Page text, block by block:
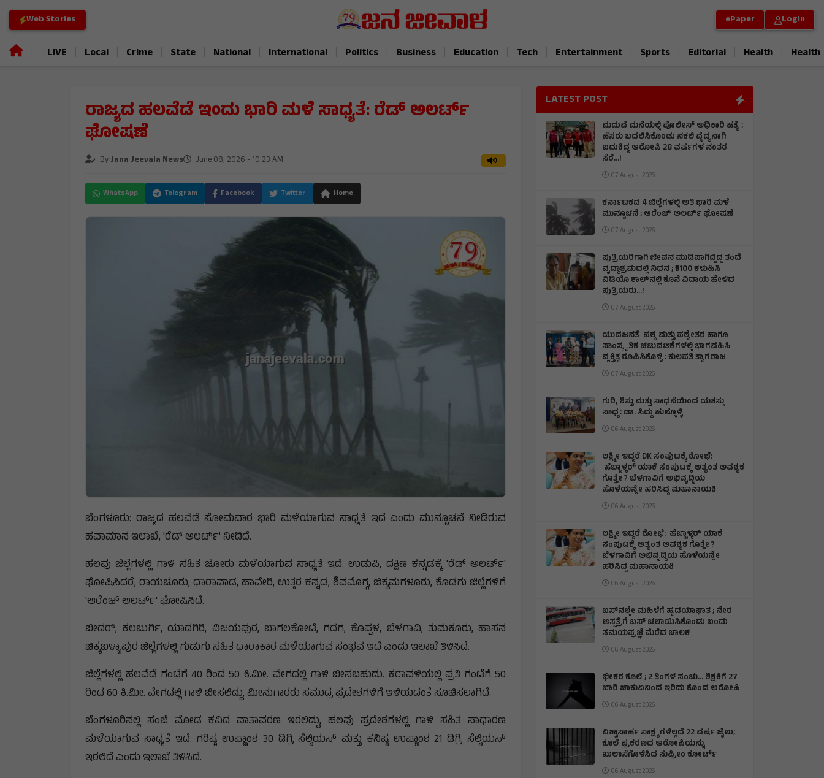
Web Stories ePaper Login
LIVE Local Crime State National International Politics Business Education Tech Entertainment Sports Editorial Health Health
ರಾಜ್ಯದ ಹಲವೆಡೆ ಇಂದು ಭಾರಿ ಮಳೆ ಸಾಧ್ಯತೆ: ರೆಡ್ ಅಲರ್ಟ್
ಘೋಷಣೆ
ByJana Jeevala News June 08, 2026 - 10:23 AM
WhatsApp Telegram Facebook Twitter Home
ಬೆಂಗಳೂರು: ರಾಜ್ಯದ ಹಲವೆಡೆ ಸೋಮವಾರ ಭಾರಿ ಮಳೆಯಾಗುವ ಸಾಧ್ಯತೆ ಇದೆ ಎಂದು ಮುನ್ಸೂಚನೆ ನೀಡಿರುವ
ಹವಾಮಾನ ಇಲಾಖೆ, 'ರೆಡ್ ಅಲರ್ಟ್' ನೀಡಿದೆ.
ಹಲವು ಜಿಲ್ಲೆಗಳಲ್ಲಿ ಗಾಳಿ ಸಹಿತ ಜೋರು ಮಳೆಯಾಗುವ ಸಾಧ್ಯತೆ ಇದೆ. ಉಡುಪಿ, ದಕ್ಷಿಣ ಕನ್ನಡಕ್ಕೆ 'ರೆಡ್ ಅಲರ್ಟ್'
ಘೋಷಿಸಿದರೆ, ರಾಯಚೂರು, ಧಾರಾವಾಡ, ಹಾವೇರಿ, ಉತ್ತರ ಕನ್ನಡ, ಶಿವಮೊಗ್ಗ, ಚಿಕ್ಕಮಗಳೂರು, ಕೊಡಗು ಜಿಲ್ಲೆಗಳಿಗೆ
'ಆರೆಂಜ್ ಅಲರ್ಟ್' ಘೋಷಿಸಿದೆ.
ಬೀದ‌ರ್, ಕಲಬುರ್ಗಿ, ಯಾದಗಿರಿ, ವಿಜಯಪುರ, ಬಾಗಲಕೋಟೆ, ಗದಗ, ಕೊಪ್ಪಳ, ಬೆಳಗಾವಿ, ತುಮಕೂರು, ಹಾಸನ
ಚಿಕ್ಕಬಳ್ಳಾಪುರ ಜಿಲ್ಲೆಗಳಲ್ಲಿ ಗುಡುಗು ಸಹಿತ ಧಾರಾಕಾರ ಮಳೆಯಾಗುವ ಸಂಭವ ಇದೆ ಎಂದು ಇಲಾಖೆ ತಿಳಿಸಿದೆ.
ಜಿಲ್ಲೆಗಳಲ್ಲಿ ಹಲವೆಡೆ ಗಂಟೆಗೆ 40 ರಿಂದ 50 ಕಿ.ಮೀ. ವೇಗದಲ್ಲಿ ಗಾಳಿ ಬೀಸಬಹುದು. ಕರಾವಳಿಯಲ್ಲಿ ಪ್ರತಿ ಗಂಟೆಗೆ 50
ರಿಂದ 60 ಕಿ.ಮೀ. ವೇಗದಲ್ಲಿ ಗಾಳಿ ಬೀಸಲಿದ್ದು, ಮೀನುಗಾರರು ಸಮುದ್ರ ಪ್ರದೇಶಗಳಿಗೆ ಇಳಿಯದಂತೆ ಸೂಚಿಸಲಾಗಿದೆ.
ಬೆಂಗಳೂರಿನಲ್ಲಿ ಸಂಜೆ ಮೋಡ ಕವಿದ ವಾತಾವರಣ ಇರಲಿದ್ದು, ಹಲವು ಪ್ರದೇಶಗಳಲ್ಲಿ ಗಾಳಿ ಸಹಿತ ಸಾಧಾರಣ
ಮಳೆಯಾಗುವ ಸಾಧ್ಯತೆ ಇದೆ. ಗರಿಷ್ಠ ಉಷ್ಣಾಂಶ 30 ಡಿಗ್ರಿ ಸೆಲ್ಸಿಯಸ್ ಮತ್ತು ಕನಿಷ್ಠ ಉಷ್ಣಾಂಶ 21 ಡಿಗ್ರಿ ಸೆಲ್ಸಿಯಸ್
ಇರಲಿದೆ ಎಂದು ಇಲಾಖೆ ತಿಳಿಸಿದೆ.
LATEST POST
ಮದುವೆ ಮನೆಯಲ್ಲಿ ಪೊಲೀಸ್ ಅಧಿಕಾರಿ ಹತ್ಯೆ ;
ಹೆಸರು ಬದಲಿಸಿಕೊಂಡು ನಕಲಿ ವೈದ್ಯನಾಗಿ
ಬದುಕಿದ್ದ ಆರೋಪಿ 28 ವರ್ಷಗಳ ನಂತರ
ಸೆರೆ…!
07 August 2026
ಕರ್ನಾಟಕದ 4 ಜಿಲ್ಲೆಗಳಲ್ಲಿ ಅತಿ ಭಾರಿ ಮಳೆ
ಮುನ್ಸೂಚನೆ ; ಆರೆಂಜ್‌ ಅಲರ್ಟ್‌ ಘೋಷಣೆ
07 August 2026
ಪುತ್ರಿಯರಿಗಾಗಿ ಜೀವನ ಮುಡಿಪಾಗಿಟ್ಟಿದ್ದ ತಂದೆ
ವೃದ್ಧಾಶ್ರಮದಲ್ಲಿ ನಿಧನ ; ₹5100 ಕಳುಹಿಸಿ
ವಿಡಿಯೊ ಕಾಲ್‌ನಲ್ಲಿ ಕೊನೆ ವಿದಾಯ ಹೇಳಿದ
ಪುತ್ರಿಯರು...!
07 August 2026
ಯುವಜನತೆ ಪಠ್ಯ ಮತ್ತು ಪಠ್ಯೇತರ ಹಾಗೂ
ಸಾಂಸ್ಕೃತಿಕ ಚಟುವಟಿಕೆಗಳಲ್ಲಿ ಭಾಗವಹಿಸಿ
ವ್ಯಕ್ತಿತ್ವ ರೂಪಿಸಿಕೊಳ್ಳಿ : ಕುಲಪತಿ ತ್ಯಾಗರಾಜ
07 August 2026
ಗುರಿ, ಶಿಸ್ತು ಮತ್ತು ಸಾಧನೆಯಿಂದ ಯಶಸ್ಸು
ಸಾಧ್ಯ: ಡಾ. ಸಿದ್ದು ಹುಲ್ಲೊಳ್ಳಿ
06 August 2026
ಲಕ್ಷ್ಮೀ ಇದ್ದರೆ DK ಸಂಪುಟಕ್ಕೆ ಶೋಭೆ:
ಹೆಬ್ಬಾಳ್ಕರ್ ಯಾಕೆ ಸಂಪುಟಕ್ಕೆ ಅತ್ಯಂತ ಅವಶ್ಯಕ
ಗೊತ್ತೇ ? ಬೆಳಗಾವಿಗೆ ಅಭಿವೃದ್ಧಿಯ
ಹೊಳೆಯನ್ನೇ ಹರಿಸಿದ್ದ ಮಹಾನಾಯಕಿ
06 August 2026
ಲಕ್ಷ್ಮೀ ಇದ್ದರೆ ಶೋಭೆ: ಹೆಬ್ಬಾಳ್ಕರ್ ಯಾಕೆ
ಸಂಪುಟಕ್ಕೆ ಅತ್ಯಂತ ಅವಶ್ಯಕ ಗೊತ್ತೇ ?
ಬೆಳಗಾವಿಗೆ ಅಭಿವೃದ್ಧಿಯ ಹೊಳೆಯನ್ನೇ
ಹರಿಸಿದ್ದ ಮಹಾನಾಯಕಿ
06 August 2026
ಬಸ್‌ನಲ್ಲೇ ಮಹಿಳೆಗೆ ಹೃದಯಾಘಾತ ; ನೇರ
ಆಸ್ಪತ್ರೆಗೆ ಬಸ್‌ ಚಲಾಯಿಸಿಕೊಂಡು ಬಂದು
ಸಮಯಪ್ರಜ್ಞೆ ಮೆರೆದ ಚಾಲಕ
06 August 2026
ಭೀಕರ ಕೊಲೆ ; 2 ತಿಂಗಳ ಸಂಚು… ಶಿಕ್ಷಕಿಗೆ 27
ಬಾರಿ ಚಾಕುವಿನಿಂದ ಇರಿದು ಕೊಂದ ಆರೋಪಿ
06 August 2026
ವಿಶ್ವಾಸಾರ್ಹ ಸಾಕ್ಷ್ಯಗಳಿಲ್ಲದೆ 22 ವರ್ಷ ಜೈಲು;
ಕೊಲೆ ಪ್ರಕರಣದ ಆರೋಪಿಯನ್ನು
ಖುಲಾಸೆಗೊಳಿಸಿದ ಸುಪ್ರೀಂ ಕೋರ್ಟ್
06 August 2026